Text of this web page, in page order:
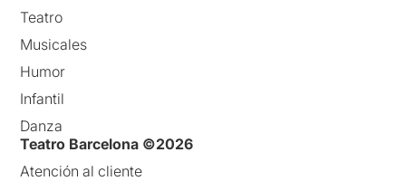
Teatro
Musicales
Humor
Infantil
Danza
Teatro Barcelona ©2026
Atención al cliente